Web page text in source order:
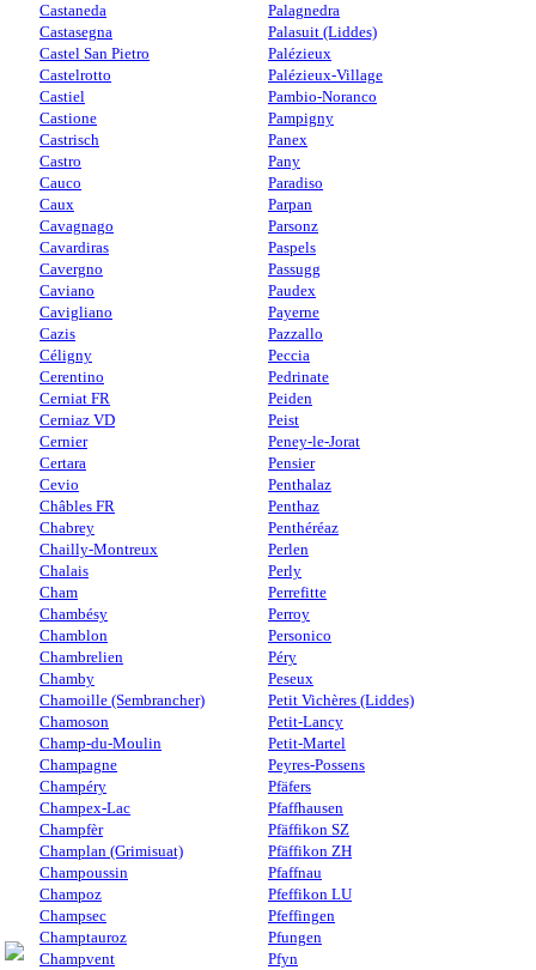
Castaneda
Castasegna
Castel San Pietro
Castelrotto
Castiel
Castione
Castrisch
Castro
Cauco
Caux
Cavagnago
Cavardiras
Cavergno
Caviano
Cavigliano
Cazis
Céligny
Cerentino
Cerniat FR
Cerniaz VD
Cernier
Certara
Cevio
Châbles FR
Chabrey
Chailly-Montreux
Chalais
Cham
Chambésy
Chamblon
Chambrelien
Chamby
Chamoille (Sembrancher)
Chamoson
Champ-du-Moulin
Champagne
Champéry
Champex-Lac
Champfèr
Champlan (Grimisuat)
Champoussin
Champoz
Champsec
Champtauroz
Champvent
Palagnedra
Palasuit (Liddes)
Palézieux
Palézieux-Village
Pambio-Noranco
Pampigny
Panex
Pany
Paradiso
Parpan
Parsonz
Paspels
Passugg
Paudex
Payerne
Pazzallo
Peccia
Pedrinate
Peiden
Peist
Peney-le-Jorat
Pensier
Penthalaz
Penthaz
Penthéréaz
Perlen
Perly
Perrefitte
Perroy
Personico
Péry
Peseux
Petit Vichères (Liddes)
Petit-Lancy
Petit-Martel
Peyres-Possens
Pfäfers
Pfaffhausen
Pfäffikon SZ
Pfäffikon ZH
Pfaffnau
Pfeffikon LU
Pfeffingen
Pfungen
Pfyn